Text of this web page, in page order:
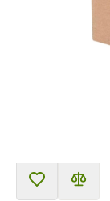
Товар нельзя